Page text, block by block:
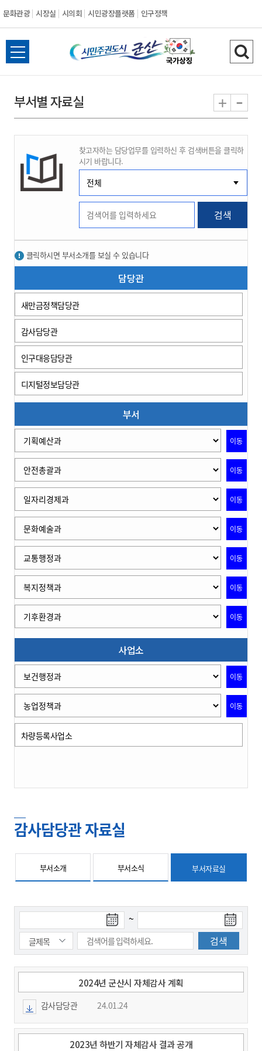
문화관광 시장실 시의회 시민광장플랫폼 인구정책
시
민
권
도
시
군
산
전
체
뉴
열
검
색
기
부서별 자료실 + -
찾고자하는 담당업무를 입력하신 후 검색버튼을 클릭하
시기 바랍니다.
검색
클릭하시면 부서소개를 보실 수 있습니다
담당관
새만금정책담당관
감사담당관
인구대응담당관
디지털정보담당관
부서
이동
이동
이동
이동
이동
이동
이동
사업소
이동
이동
차량등록사업소
감사담당관 자료실
부서소개 부서소식 부서자료실
색
시
일
~
색
종
일
2024년 군산시 자체감사 계획
감사담당관 24.01.24
2023년 하반기 자체감사 결과 공개